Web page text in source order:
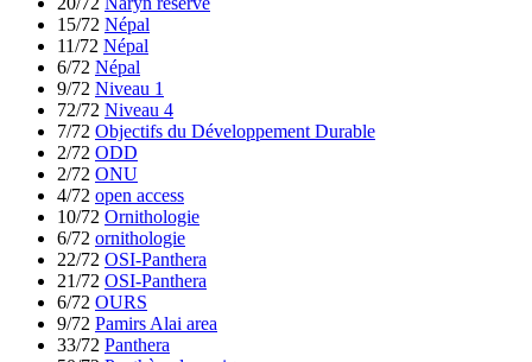
15/72 Népal
11/72 Népal
6/72 Népal
9/72 Niveau 1
72/72 Niveau 4
7/72 Objectifs du Développement Durable
2/72 ODD
2/72 ONU
4/72 open access
10/72 Ornithologie
6/72 ornithologie
22/72 OSI-Panthera
21/72 OSI-Panthera
6/72 OURS
9/72 Pamirs Alai area
33/72 Panthera